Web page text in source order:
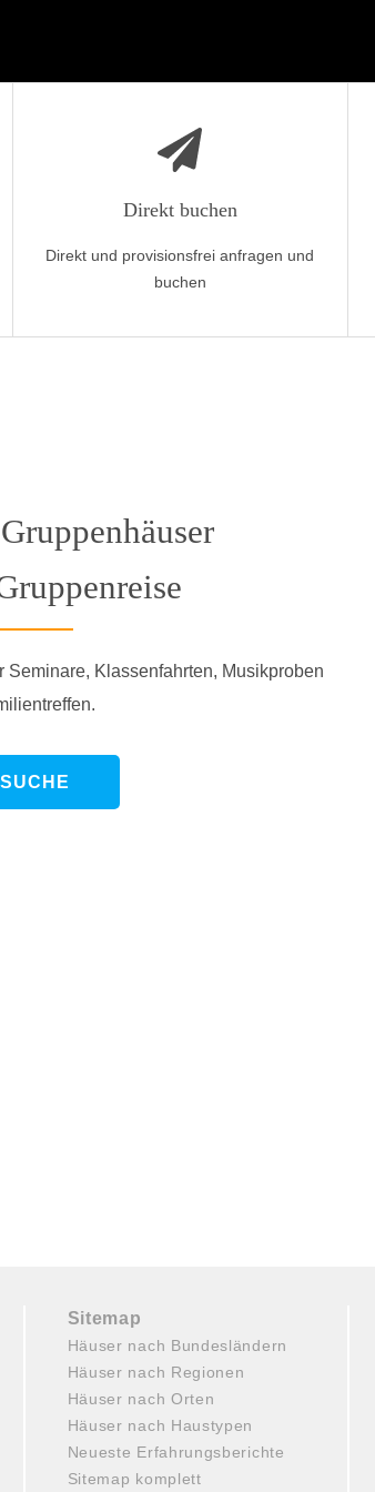
Direkt buchen
Direkt und provisionsfrei anfragen und
buchen
Seminare, Klassenfahrten, Musikproben
Sitemap
Häuser nach Bundesländern
Häuser nach Regionen
Häuser nach Orten
Häuser nach Haustypen
Neueste Erfahrungsberichte
Sitemap komplett